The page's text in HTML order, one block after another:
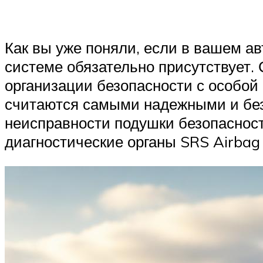
Как вы уже поняли, если в вашем
системе обязательно
организации безопасности с
считаются самыми надежными и
неисправности подушки
диагностические органы SRS